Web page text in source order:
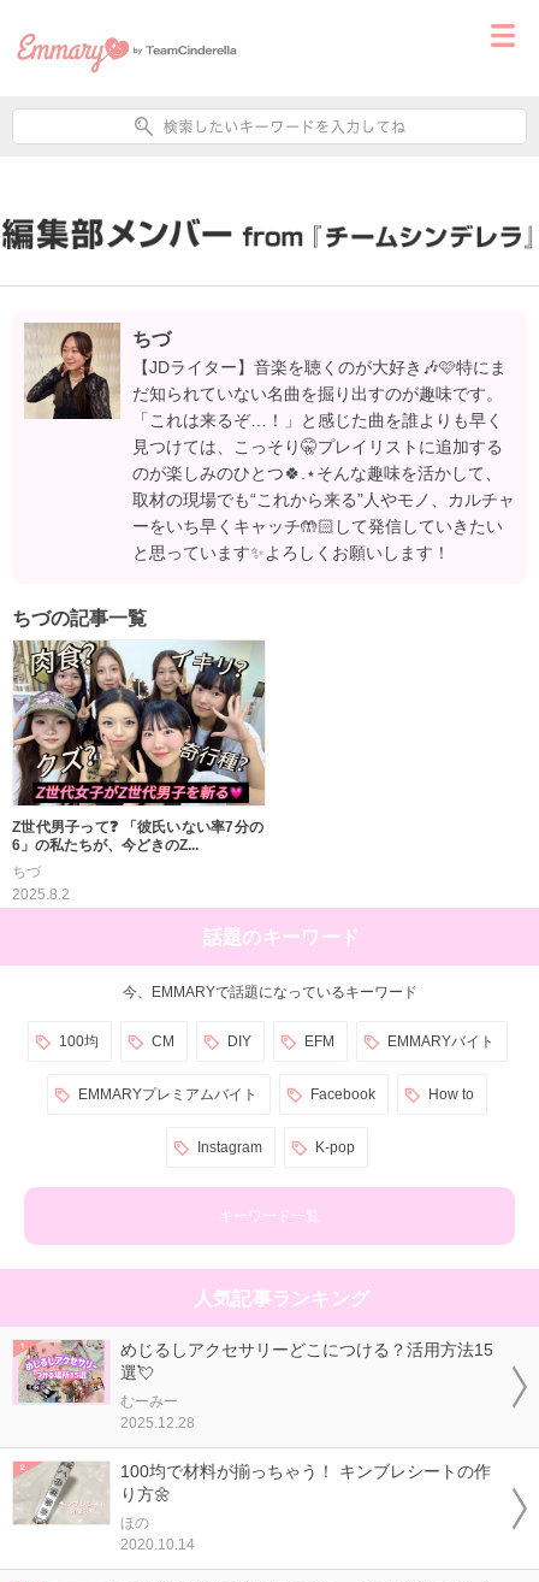
ちづ
【JDライター】音楽を聴くのが大好き🎶🩷特にま
だ知られていない名曲を掘り出すのが趣味です。
「これは来るぞ…！」と感じた曲を誰よりも早く
見つけては、こっそり🤫プレイリストに追加する
のが楽しみのひとつ🍀.⋆そんな趣味を活かして、
取材の現場でも“これから来る”人やモノ、カルチャ
ーをいち早くキャッチ🤲🏻して発信していきたい
と思っています✨よろしくお願いします！
ちづの記事一覧
Z世代男子って❓ 「彼氏いない率7分の
6」の私たちが、今どきのZ...
ちづ
2025.8.2
話題のキーワード
今、EMMARYで話題になっているキーワード
100均 CM DIY EFM EMMARYバイト
EMMARYプレミアムバイト Facebook How to
Instagram K-pop
キーワード一覧
人気記事ランキング
めじるしアクセサリーどこにつける？活用方法15
選💘
むーみー
2025.12.28
100均で材料が揃っちゃう！ キンブレシートの作
り方🌼
ほの
2020.10.14